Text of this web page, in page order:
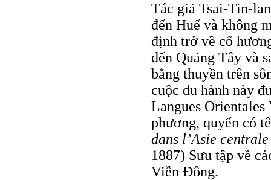
Tác giả Tsai-Tin-
đến Huế và không
định trở về cố
đến Quảng Tây và
bằng thuyền trên
cuộc du hành này
Langues
phương, quyển có
dans l’Asie
1887) Sưu tập về
Viễn Ðông.